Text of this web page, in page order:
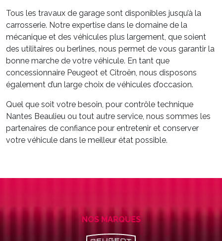
Tous les travaux de garage sont disponibles jusqu’à la
carrosserie. Notre expertise dans le domaine de la
mécanique et des véhicules plus largement, que soient
des utilitaires ou berlines, nous permet de vous garantir la
bonne marche de votre véhicule. En tant que
concessionnaire Peugeot et Citroën, nous disposons
également d’un large choix de véhicules d’occasion.
Quel que soit votre besoin, pour contrôle technique
Nantes Beaulieu ou tout autre service, nous sommes les
partenaires de confiance pour entretenir et conserver
votre véhicule dans le meilleur état possible.
NOS MARQUES